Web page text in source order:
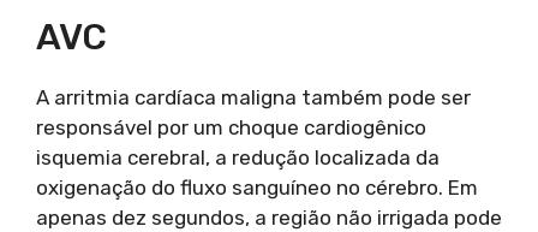
AVC
A arritmia cardíaca maligna também pode ser
responsável por um choque cardiogênico
isquemia cerebral, a redução localizada da
oxigenação do fluxo sanguíneo no cérebro. Em
apenas dez segundos, a região não irrigada pode